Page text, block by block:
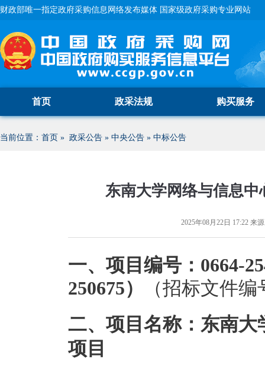
财政部唯一指定政府采购信息网络发布媒体 国家级政府采购专业网站
首页 政采法规 购买服务
当前位置： 首页 » 政采公告 » 中央公告 » 中标公告
东南大学网络与信息
2025年08月22日 17:22 来
一、项目编号：0664-
250675）
（招标文件
二、项目名称：东南
项目